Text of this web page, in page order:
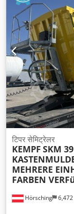
Hörsching
टिपर सेमिट्रेलर
KEMPF SKM
MEHRERE
FARBEN